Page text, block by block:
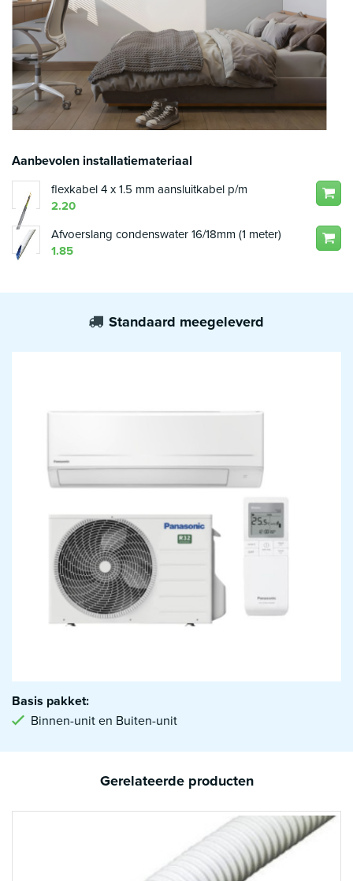
Aanbevolen installatiemateriaal
flexkabel 4 x 1.5 mm aansluitkabel p/m
2.20
Afvoerslang condenswater 16/18mm (1 meter)
1.85
Standaard meegeleverd
Basis pakket:
Binnen-unit en Buiten-unit
Gerelateerde producten